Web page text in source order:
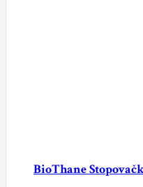
BioThane